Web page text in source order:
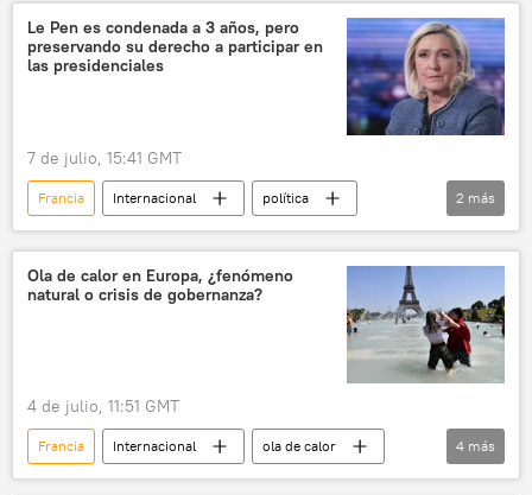
Emmanuel Macron
Ucrania
Londres
OTAN
Le Pen es condenada a 3 años, pero
preservando su derecho a participar en
las presidenciales
7 de julio, 15:41 GMT
Francia Internacional
política
Marine Le Pen
🌍 Europa
2 más
Ola de calor en Europa, ¿fenómeno
natural o crisis de gobernanza?
4 de julio, 11:51 GMT
Francia Internacional
ola de calor
España
Global Times
4 más